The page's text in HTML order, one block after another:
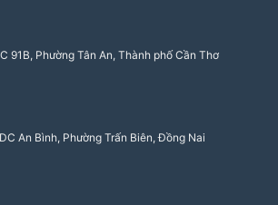
91B, Phường Tân An, Thành phố Cần Thơ
An Bình, Phường Trấn Biên, Đồng Nai